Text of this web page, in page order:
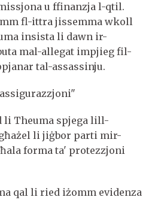
u ffinanzja l-qtil.
fl-ittra jissemma wkoll
insista li dawn ir-
mal-allegat impjieg fil-
tal-assassinju.
li Theuma spjega lill-
li jiġbor parti mir-
forma ta' protezzjoni
qal li ried iżomm evidenza